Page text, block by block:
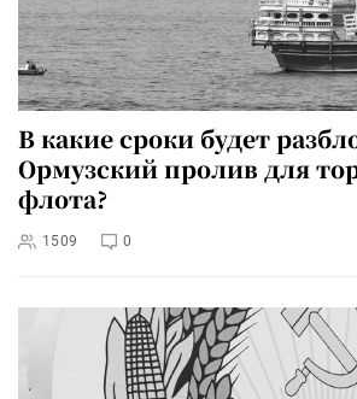
В какие сроки будет
Ормузский пролив для
флота?
1509 0